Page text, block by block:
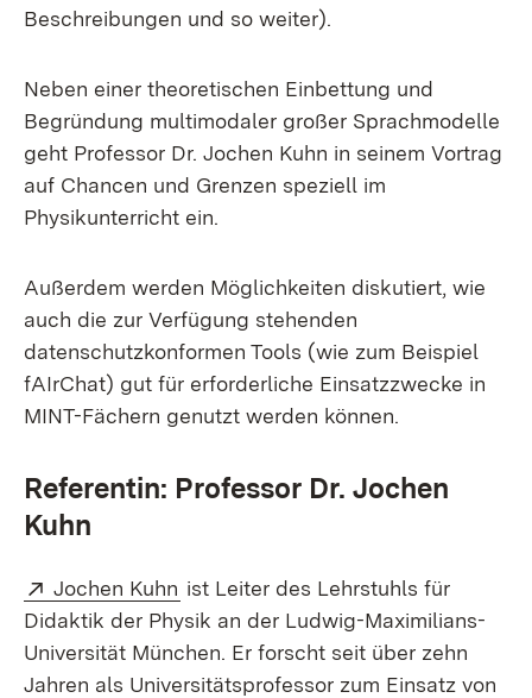
Beschreibungen und so weiter).
Neben einer theoretischen Einbettung und
Begründung multimodaler großer Sprachmodelle
geht Professor Dr. Jochen Kuhn in seinem Vortrag
auf Chancen und Grenzen speziell im
Physikunterricht ein.
Außerdem werden Möglichkeiten diskutiert, wie
auch die zur Verfügung stehenden
datenschutzkonformen Tools (wie zum Beispiel
fAIrChat) gut für erforderliche Einsatzzwecke in
MINT-Fächern genutzt werden können.
Referentin: Professor Dr. Jochen
Kuhn
External:
Jochen Kuhn (Opens in new window)
ist Leiter des Lehrstuhls für
Didaktik der Physik an der Ludwig-Maximilians-
Universität München. Er forscht seit über zehn
Jahren als Universitätsprofessor zum Einsatz von